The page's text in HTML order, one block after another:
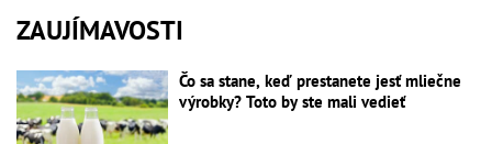
ZAUJÍMAVOSTI
Čo sa stane, keď prestanete jesť mliečne
výrobky? Toto by ste mali vedieť